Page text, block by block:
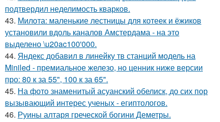
подтвердил неделимость кварков.
43. Милота: маленькие лестницы для котеек и ёжиков
установили вдоль каналов Амстердама - на это
выделено \u20ac100'000.
44. Яндекс добавил в линейку тв станций модель на
Miniled - премиальное железо, но ценник ниже версии
про: 80 к за 55", 100 к за 65".
45. На фото знаменитый асуанский обелиск, до сих пор
вызывающий интерес ученых - египтологов.
46. Руины алтаря греческой богини Деметры.